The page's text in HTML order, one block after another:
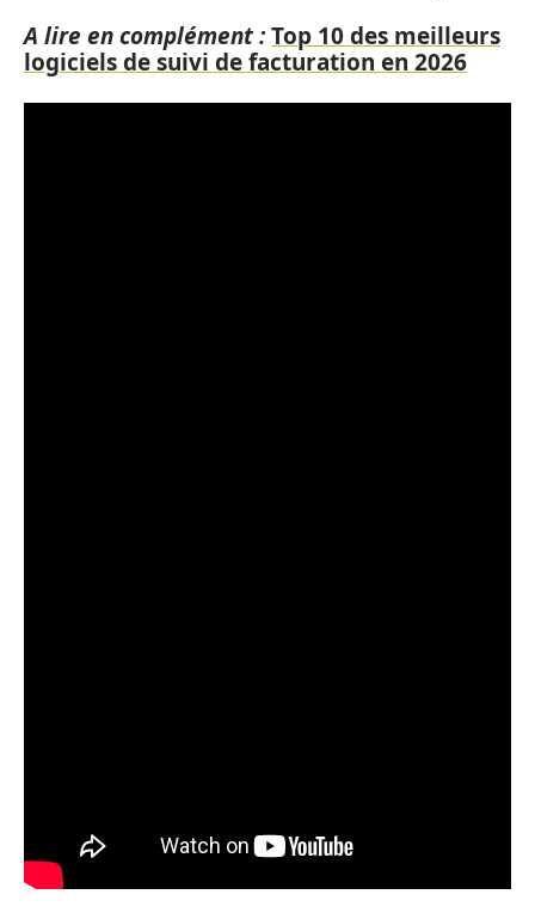
A lire en complément :Top 10 des meilleurs
logiciels de suivi de facturation en 2026